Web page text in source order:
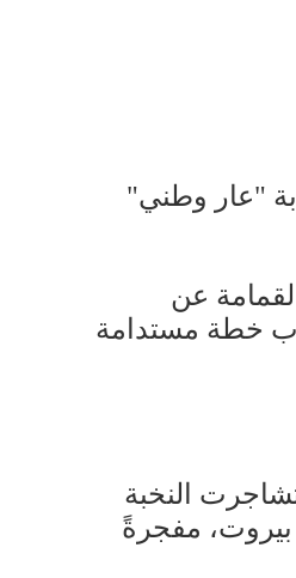
"عار وطني"
القمامة عن
خطة مستدامة
عندما تشاجرت النخبة
بيروت، مفجرةً